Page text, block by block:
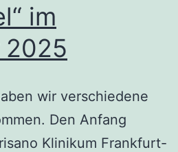
im
2025
wir verschiedene
Den Anfang
Klinikum Frankfurt-